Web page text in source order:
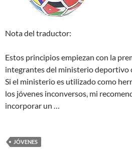
Nota del traductor:
Estos principios empiezan con la
integrantes del ministerio deportivo
Si el ministerio es utilizado como
los jóvenes inconversos, mi
incorporar un …
JÓVENES